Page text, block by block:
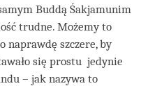
Buddą Śakjamunim
trudne. Możemy to
naprawdę szczere, by
się prostu jedynie
– jak nazywa to